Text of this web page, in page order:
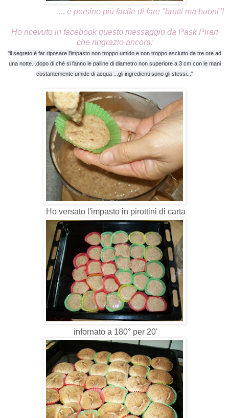
... è persino più facile di fare "brutti ma buoni"!
Ho ricevuto in facebook questo messaggio da Pask Pirari
che ringrazio ancora:
"il segreto è far riposare l'impasto non troppo umido e non troppo asciutto da tre ore ad
una notte...dopo di ché si fanno le palline di diametro non superiore a 3 cm con le mani
costantemente umide di acqua ...gli ingredienti sono gli stessi..."
Ho versato l'impasto in pirottini di carta
infornato a 180° per 20'